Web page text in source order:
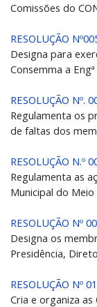
Comissões do
RESOLUÇÃO
Designa para
Consemma a
RESOLUÇÃO Nº.
Regulamenta os
de faltas dos
RESOLUÇÃO N.º
Regulamenta as
Municipal do
RESOLUÇÃO Nº
Designa os
Presidência,
RESOLUÇÃO Nº
Cria e organiza as